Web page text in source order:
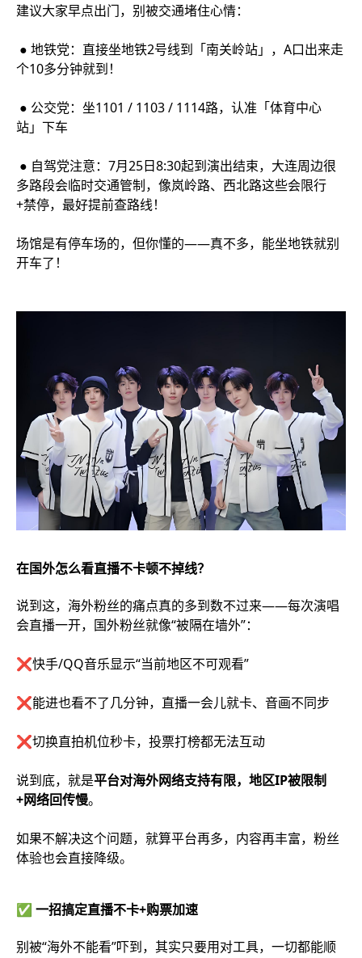
建议大家早点出门，别被交通堵住心情：
● 地铁党：直接坐地铁2号线到「南关岭站」，A口出来走
个10多分钟就到！
● 公交党：坐1101 / 1103 / 1114路，认准「体育中心
站」下车
● 自驾党注意：7月25日8:30起到演出结束，大连周边很
多路段会临时交通管制，像岚岭路、西北路这些会限行
+禁停，最好提前查路线！
场馆是有停车场的，但你懂的——真不多，能坐地铁就别
开车了！
在国外怎么看直播不卡顿不掉线？
说到这，海外粉丝的痛点真的多到数不过来——每次演唱
会直播一开，国外粉丝就像“被隔在墙外”：
❌快手/QQ音乐显示“当前地区不可观看”
❌能进也看不了几分钟，直播一会儿就卡、音画不同步
❌切换直拍机位秒卡，投票打榜都无法互动
说到底，就是平台对海外网络支持有限，地区IP被限制
+网络回传慢。
如果不解决这个问题，就算平台再多，内容再丰富，粉丝
体验也会直接降级。
✅ 一招搞定直播不卡+购票加速
别被“海外不能看”吓到，其实只要用对工具，一切都能顺